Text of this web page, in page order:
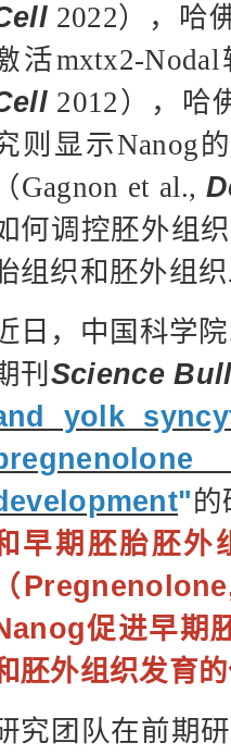
2022），哈
活mxtx2-
2012），哈
则显示Nanog
（Gagnon et al.,
何调控胚外组
组织和胚外组
日，中国科学
刊 Science
yolk
"的
早期胚胎胚外
（
促进早期
胚外组织发育
究团队在前期